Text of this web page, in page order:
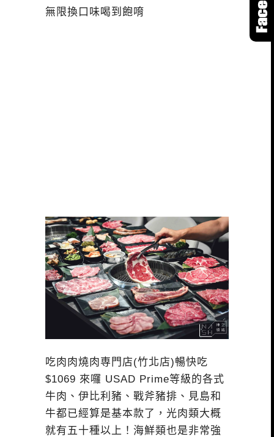
無限換口味喝到飽唷
吃肉肉燒肉専門店(竹北店)暢快吃
$1069 來囉 USAD Prime等級的各式
牛肉、伊比利豬、戰斧豬排、見島和
牛都已經算是基本款了，光肉類大概
就有五十種以上！海鮮類也是非常強